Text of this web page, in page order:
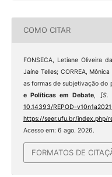
COMO CITAR
FONSECA, Letiane Oliveira
Jaíne Telles; CORREA,
as formas de subjetivação do
e Políticas em Debate
[S.
10.14393/REPOD-
https://seer.ufu.br/index.php/
Acesso em: 6 ago. 2026.
FORMATOS DE